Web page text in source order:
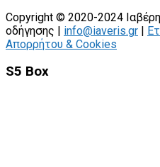
Copyright © 2020-2024
οδήγησης | info@iaveris.gr |
Απορρήτου & Cookies
S5 Box